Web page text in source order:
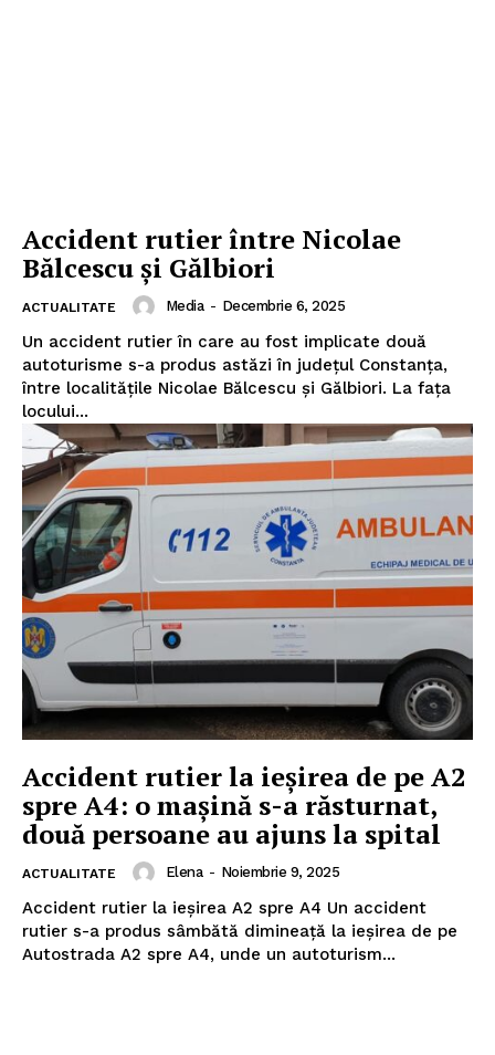
Accident rutier între Nicolae
Bălcescu și Gălbiori
ACTUALITATE Media - Decembrie 6, 2025
Un accident rutier în care au fost implicate două
autoturisme s-a produs astăzi în județul Constanța,
între localitățile Nicolae Bălcescu și Gălbiori. La fața
locului...
Accident rutier la ieșirea de pe A2
spre A4: o mașină s-a răsturnat,
două persoane au ajuns la spital
ACTUALITATE Elena - Noiembrie 9, 2025
Accident rutier la ieșirea A2 spre A4 Un accident
rutier s-a produs sâmbătă dimineață la ieșirea de pe
Autostrada A2 spre A4, unde un autoturism...